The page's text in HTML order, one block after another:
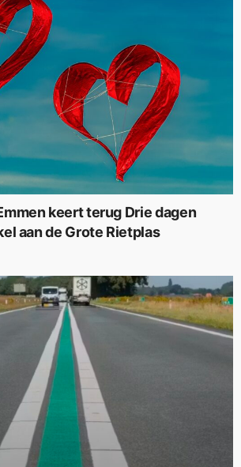
keert terug Drie dagen
aan de Grote Rietplas